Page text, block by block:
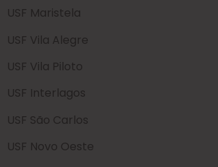
USF Maristela
USF Vila Alegre
USF Vila Piloto
USF Interlagos
USF São Carlos
USF Novo Oeste